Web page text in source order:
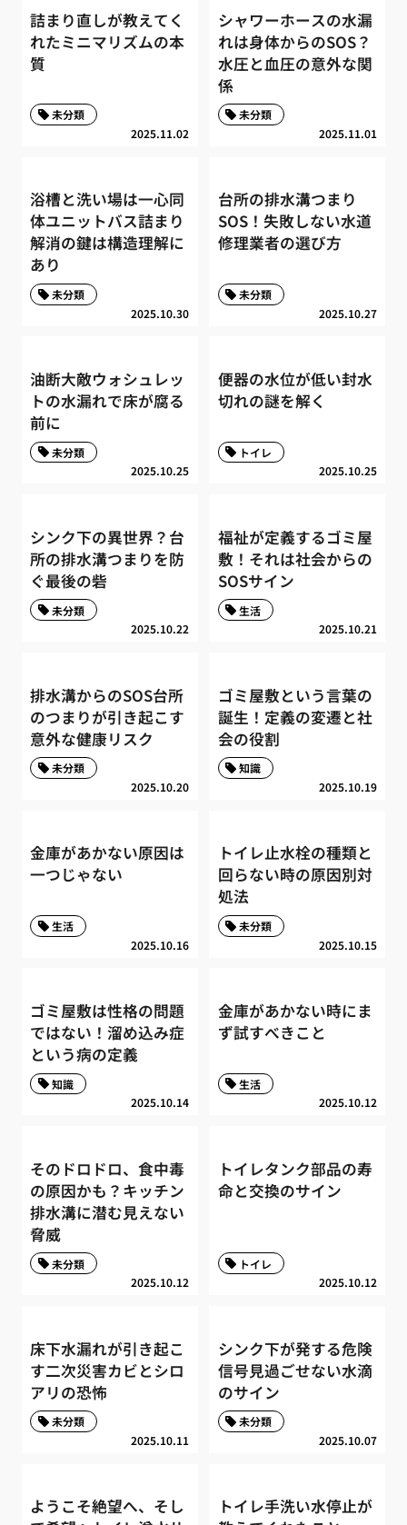
詰まり直しが教えてく
れたミニマリズムの本
質
2025.11.02
未分類
シャワーホースの水漏
れは身体からのSOS？
水圧と血圧の意外な関
係
2025.11.01
未分類
浴槽と洗い場は一心同
体ユニットバス詰まり
解消の鍵は構造理解に
あり
2025.10.30
未分類
台所の排水溝つまり
SOS！失敗しない水道
修理業者の選び方
2025.10.27
未分類
油断大敵ウォシュレッ
トの水漏れで床が腐る
前に
2025.10.25
未分類
便器の水位が低い封水
切れの謎を解く
2025.10.25
トイレ
シンク下の異世界？台
所の排水溝つまりを防
ぐ最後の砦
2025.10.22
未分類
福祉が定義するゴミ屋
敷！それは社会からの
SOSサイン
2025.10.21
生活
排水溝からのSOS台所
のつまりが引き起こす
意外な健康リスク
2025.10.20
未分類
ゴミ屋敷という言葉の
誕生！定義の変遷と社
会の役割
2025.10.19
知識
金庫があかない原因は
一つじゃない
2025.10.16
生活
トイレ止水栓の種類と
回らない時の原因別対
処法
2025.10.15
未分類
ゴミ屋敷は性格の問題
ではない！溜め込み症
という病の定義
2025.10.14
知識
金庫があかない時にま
ず試すべきこと
2025.10.12
生活
そのドロドロ、食中毒
の原因かも？キッチン
排水溝に潜む見えない
脅威
2025.10.12
未分類
トイレタンク部品の寿
命と交換のサイン
2025.10.12
トイレ
床下水漏れが引き起こ
す二次災害カビとシロ
アリの恐怖
2025.10.11
未分類
シンク下が発する危険
信号見過ごせない水滴
のサイン
2025.10.07
未分類
ようこそ絶望へ、そし
トイレ手洗い水停止が